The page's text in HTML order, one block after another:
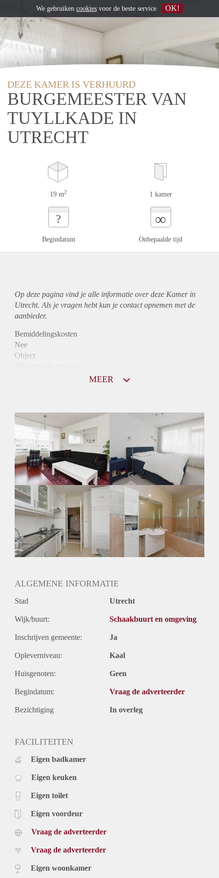
DEZE KAMER IS VERHUURD
BURGEMEESTER VAN
TUYLLKADE IN
UTRECHT
19 m2 1 kamer
?
Begindatum
∞
Onbepaalde tijd
Op deze pagina vind je alle informatie over deze Kamer in
Utrecht. Als je vragen hebt kun je contact opnemen met de
aanbieder.
Bemiddelingskosten
Nee
Object
Huurtoeslag
Niet mogelijk
Inkomen eis
N.V.T.
Huurtermijn
Onbepaalde termijn
Oplevering
Gestoffeerd
MEER
ALGEMENE INFORMATIE
Stad Utrecht
Wijk/buurt: Schaakbuurt en omgeving
Inschrijven gemeente: Ja
Opleverniveau: Kaal
Huisgenoten: Geen
Begindatum: Vraag de adverteerder
Bezichtiging In overleg
FACILITEITEN
Eigen badkamer
Eigen keuken
Eigen toilet
Eigen voordeur
Vraag de adverteerder
Vraag de adverteerder
Eigen woonkamer
We gebruiken cookies voor de beste service OK!